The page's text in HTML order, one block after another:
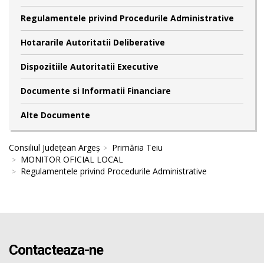
Regulamentele privind Procedurile Administrative
Hotararile Autoritatii Deliberative
Dispozitiile Autoritatii Executive
Documente si Informatii Financiare
Alte Documente
Consiliul Județean Argeș
Primăria Teiu
MONITOR OFICIAL LOCAL
Regulamentele privind Procedurile Administrative
Contacteaza-ne